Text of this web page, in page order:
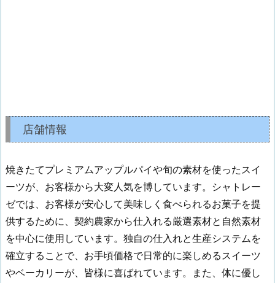
店舗情報
焼きたてプレミアムアップルパイや旬の素材を使ったスイ
ーツが、お客様から大変人気を博しています。シャトレー
ゼでは、お客様が安心して美味しく食べられるお菓子を提
供するために、契約農家から仕入れる厳選素材と自然素材
を中心に使用しています。独自の仕入れと生産システムを
確立することで、お手頃価格で日常的に楽しめるスイーツ
やベーカリーが、皆様に喜ばれています。また、体に優し